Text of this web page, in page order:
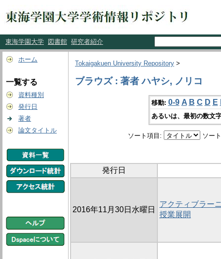
東海学園大学 図書館 研究者紹介
ホーム
一覧する
資料種別
発行日
著者
論文タイトル
Tokaigakuen University Repository >
ブラウズ : 著者 ハヤシ, ノリコ
移動: 0-9 A B C D E
あるいは、最初の数文
ソート項目: ソー
発行日
2016年11月30日水曜日
アクティブラー
授業展開